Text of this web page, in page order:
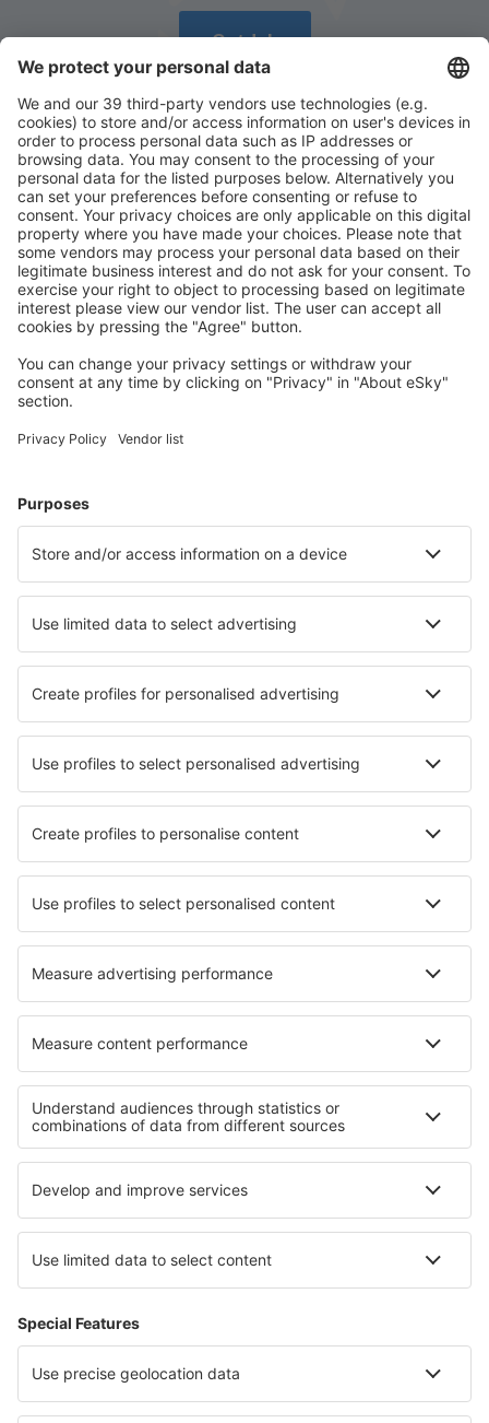
Ontdek
Download onze appen plan gemakkelijk uw
reizen
Vliegtickets
Verblijf
Vlucht+hotel
Hotels
Transfers
Attracties
Luchtvaartmaatschappijen
Brussels Airlines
Ryanair
Wizz Air
Tui Fly
Transavia
Over eSky
Algemene voorwaarden
Mijn boekingen
Privacykennisgeving
Ondersteuning en contact
Privacy
Landen
Internationale sites